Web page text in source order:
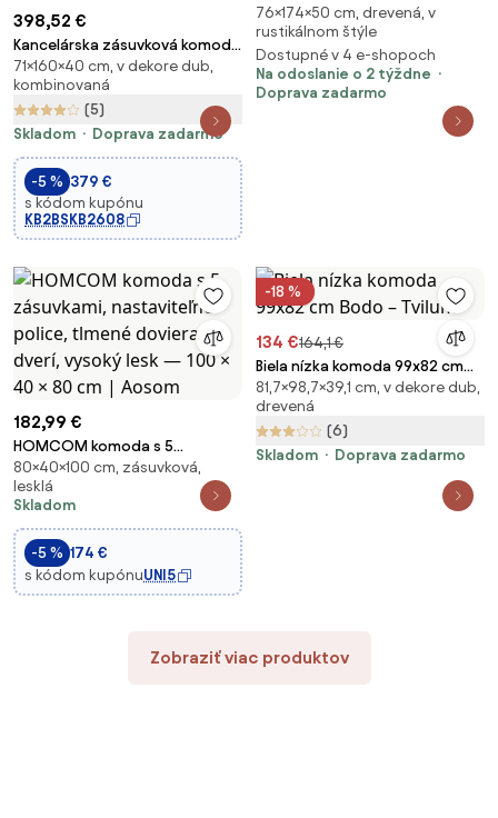
398,52 €
Kancelárska zásuvková komoda
BLOCK, 1600 × 400 × 710 mm, 4×
dvere, dub prírodný
71×160×40 cm, v dekore dub,
kombinovaná
(5)
Skladom
Doprava zadarmo
-5 % 379 €
s kódom kupónu
KB2BSKB2608
cm
76×174×50 cm, drevená, v
rustikálnom štýle
Dostupné v 4 e-shopoch
Na odoslanie o 2 týždne
Doprava zadarmo
182,99 €
HOMCOM komoda s 5
zásuvkami, nastaviteľné police,
tlmené dovieranie dverí, vysoký
lesk — 100 × 40 × 80 cm |
Aosom
80×40×100 cm, zásuvková,
lesklá
Skladom
-5 % 174 €
s kódom kupónuUNI5
-18 %
134 €164,1 €
Biela nízka komoda 99x82 cm
Bodo – Tvilum
81,7×98,7×39,1 cm, v dekore dub,
drevená
(6)
Skladom
Doprava zadarmo
Zobraziť viac produktov